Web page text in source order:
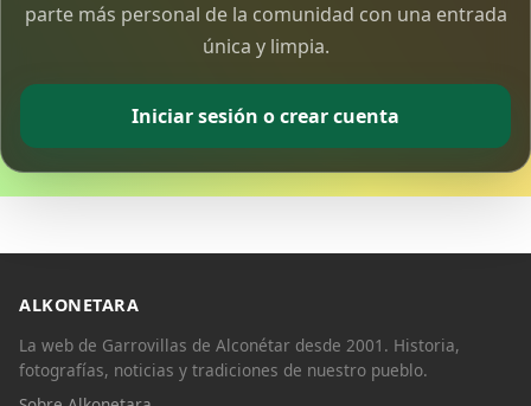
parte más personal de la comunidad con una entrada
única y limpia.
Iniciar sesión o crear cuenta
ALKONETARA
La web de Garrovillas de Alconétar desde 2001. Historia,
fotografías, noticias y tradiciones de nuestro pueblo.